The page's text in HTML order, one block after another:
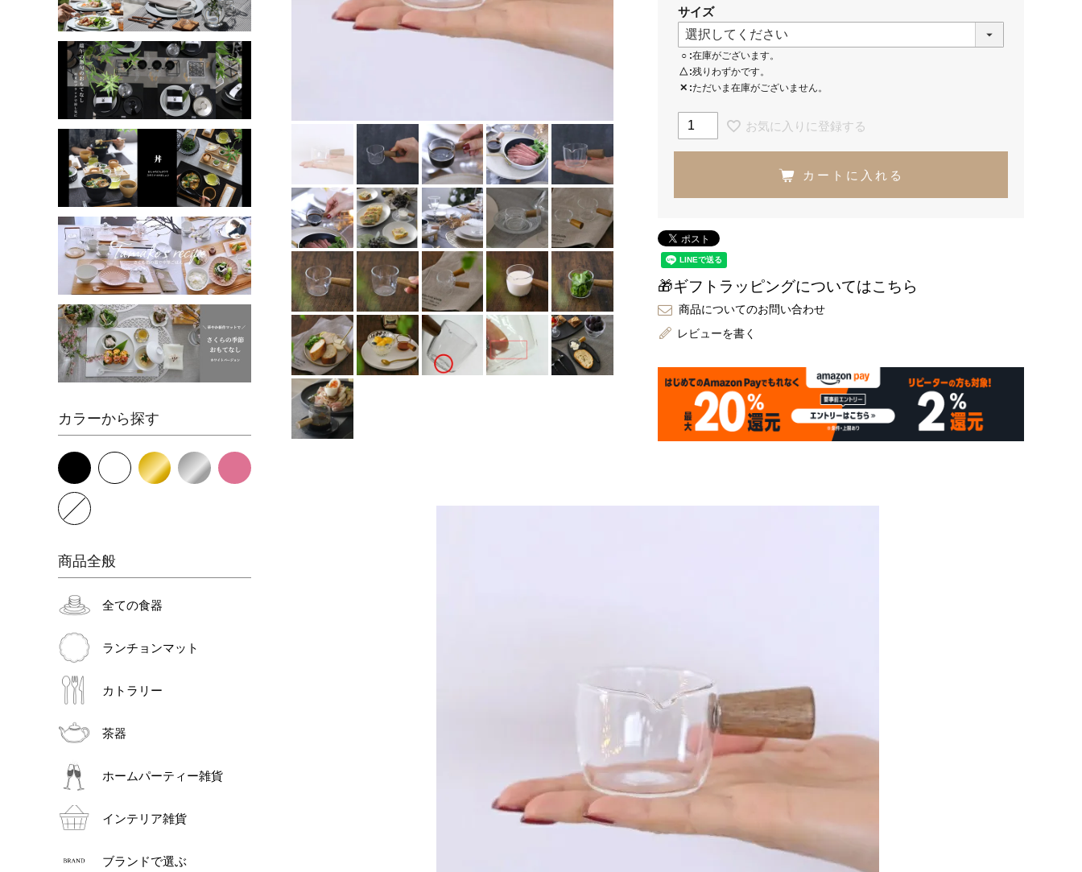
カラーから探す
商品全般
全ての食器
ランチョンマット
カトラリー
茶器
ホームパーティー雑貨
インテリア雑貨
ブランドで選ぶ
サイズ
○ 在庫がございます。
△ 残りわずかです。
✕ ただいま在庫がございません。
お気に入りに登録する
カートに入れる
🎁ギフトラッピングについてはこちら
商品についてのお問い合わせ
レビューを書く